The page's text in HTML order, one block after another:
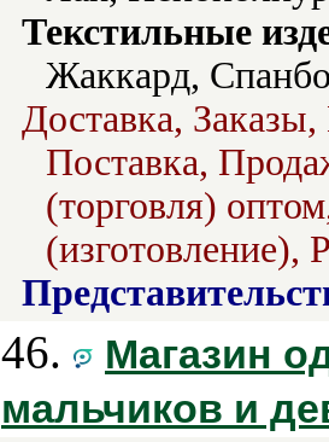
Текстильные
Жаккард,
Доставка,
Поставка,
(торговля)
(изготовление),
46.
Магазин
мальчиков и